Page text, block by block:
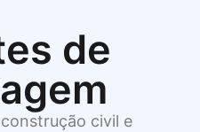
de
civil e